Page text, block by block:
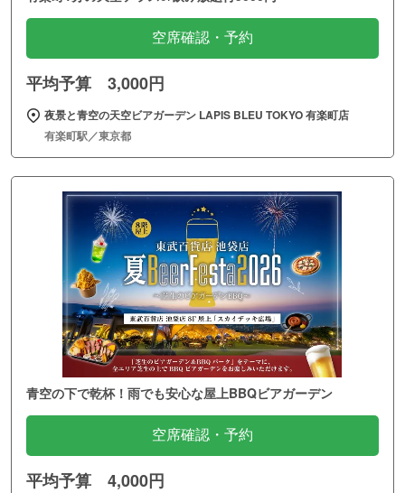
空席確認・予約
平均予算 3,000円
夜景と青空の天空ビアガーデン LAPIS BLEU TOKYO 有楽町店
有楽町駅／東京都
青空の下で乾杯！雨でも安心な屋上BBQビアガーデン
空席確認・予約
平均予算 4,000円